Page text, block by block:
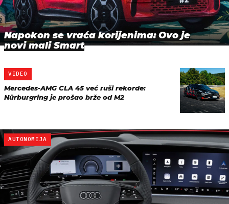
Napokon se vraća korijenima: Ovo je
novi mali Smart
VIDEO
Mercedes-AMG CLA 45 već ruši rekorde:
Nürburgring je prošao brže od M2
AUTONOMIJA